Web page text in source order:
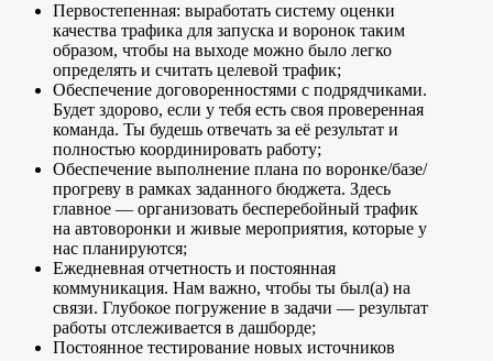
Первостепенная: выработать систему оценки
качества трафика для запуска и воронок таким
образом, чтобы на выходе можно было легко
определять и считать целевой трафик;
Обеспечение договоренностями с подрядчиками.
Будет здорово, если у тебя есть своя проверенная
команда. Ты будешь отвечать за её результат и
полностью координировать работу;
Обеспечение выполнение плана по воронке/базе/
прогреву в рамках заданного бюджета. Здесь
главное — организовать бесперебойный трафик
на автоворонки и живые мероприятия, которые у
нас планируются;
Ежедневная отчетность и постоянная
коммуникация. Нам важно, чтобы ты был(а) на
связи. Глубокое погружение в задачи — результат
работы отслеживается в дашборде;
Постоянное тестирование новых источников